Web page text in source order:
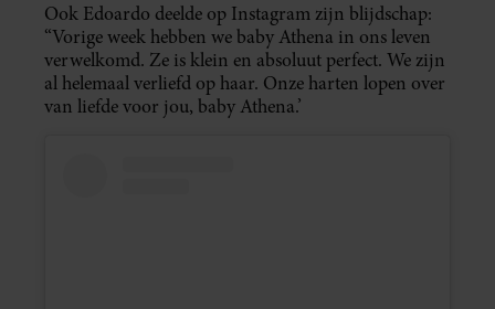
Ook Edoardo deelde op Instagram zijn blijdschap:
“Vorige week hebben we baby Athena in ons leven
verwelkomd. Ze is klein en absoluut perfect. We zijn
al helemaal verliefd op haar. Onze harten lopen over
van liefde voor jou, baby Athena.’